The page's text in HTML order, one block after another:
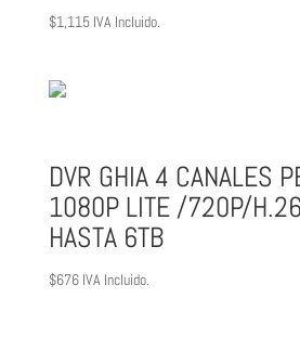
$1,115 IVA Incluido.
DVR GHIA 4 CANALES
1080P LITE /720P/
HASTA 6TB
$676 IVA Incluido.